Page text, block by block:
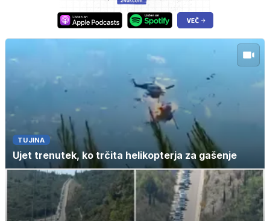
TUJINA
Ujet trenutek, ko trčita helikopterja za gašenje